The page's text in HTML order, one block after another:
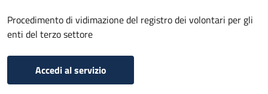
Procedimento di vidimazione del registro dei volontari per gli
enti del terzo settore
Accedi al servizio